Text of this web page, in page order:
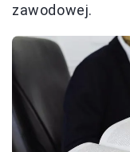
zawodowej.